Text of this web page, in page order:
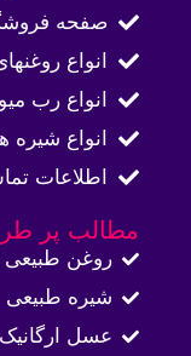
صفحه
انواع
انواع رب
انواع شیره
اطلاعات
مطالب پر
روغن طبیعی
شیره طبیعی
عسل ارگانیک